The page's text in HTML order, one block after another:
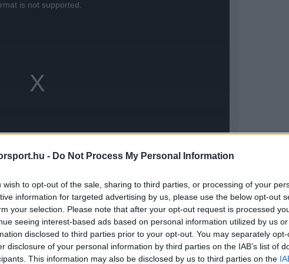
- Do Not Process My Personal Information
wish to opt-out of the sale, sharing to third parties, or processing of your
information for targeted advertising by us, please use the below opt-out
your selection. Please note that after your opt-out request is processed
seeing interest-based ads based on personal information utilized by us
disclosed to third parties prior to your opt-out. You may separately
disclosure of your personal information by third parties on the IAB’s list of
This information may also be disclosed by us to third parties on the
is not supported.
nem először beszél arról, hogy szerinte
a nézőknek. Mostani nyilatkozatában ezt